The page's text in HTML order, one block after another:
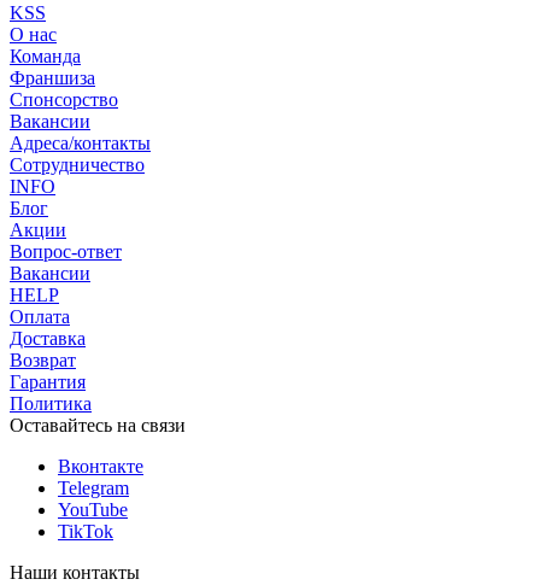
KSS
О нас
Команда
Франшиза
Спонсорство
Вакансии
Адреса/контакты
Сотрудничество
INFO
Блог
Акции
Вопрос-ответ
Вакансии
HELP
Оплата
Доставка
Возврат
Гарантия
Политика
Оставайтесь на связи
Вконтакте
Telegram
YouTube
TikTok
Наши контакты